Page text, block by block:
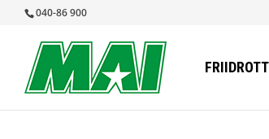
040-86 900